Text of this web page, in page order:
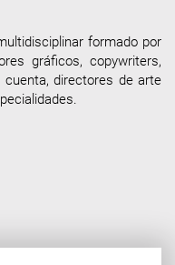
formado por
gráficos, copywriters,
directores de arte